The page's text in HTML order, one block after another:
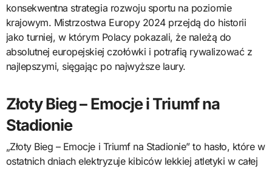
konsekwentna strategia rozwoju sportu na poziomie
krajowym. Mistrzostwa Europy 2024 przejdą do historii
jako turniej, w którym Polacy pokazali, że należą do
absolutnej europejskiej czołówki i potrafią rywalizować z
najlepszymi, sięgając po najwyższe laury.
Złoty Bieg – Emocje i Triumf na
Stadionie
„Złoty Bieg – Emocje i Triumf na Stadionie” to hasło, które w
ostatnich dniach elektryzuje kibiców lekkiej atletyki w całej